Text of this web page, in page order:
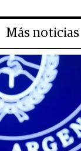
Más noticias